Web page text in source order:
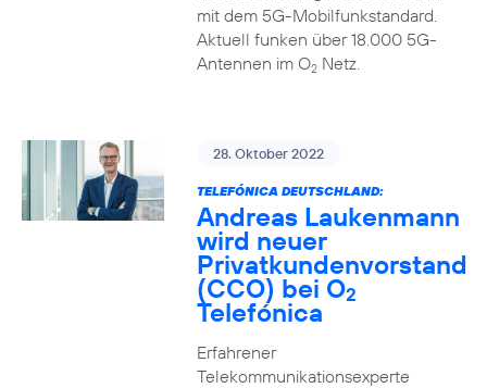
mit dem 5G-Mobilfunkstandard.
Aktuell funken über 18.000 5G-
Antennen im O2Netz.
28. Oktober 2022
TELEFÓNICA DEUTSCHLAND:
Andreas Laukenmann
wird neuer
Privatkundenvorstand
(CCO) bei O2
Telefónica
Erfahrener
Telekommunikationsexperte